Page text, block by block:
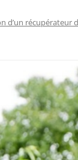
d’un récupérateur